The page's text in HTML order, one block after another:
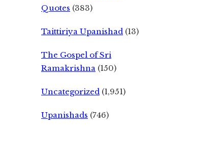
Quotes (383)
Taittiriya Upanishad (13)
The Gospel of Sri
Ramakrishna (150)
Uncategorized (1,951)
Upanishads (746)